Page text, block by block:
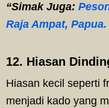
“Simak Juga:
Raja Ampat,
12. Hiasan
Hiasan kecil seperti
menjadi kado yang